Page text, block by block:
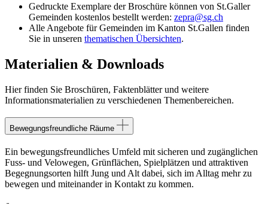
Gedruckte Exemplare der Broschüre können von St.Galler
Gemeinden kostenlos bestellt werden: zepra@sg.ch
Alle Angebote für Gemeinden im Kanton St.Gallen finden
Sie in unseren thematischen Übersichten.
Materialien & Downloads
Hier finden Sie Broschüren, Faktenblätter und weitere
Informationsmaterialien zu verschiedenen Themenbereichen.
Bewegungsfreundliche Räume
Ein bewegungsfreundliches Umfeld mit sicheren und zugänglichen
Fuss- und Velowegen, Grünflächen, Spielplätzen und attraktiven
Begegnungsorten hilft Jung und Alt dabei, sich im Alltag mehr zu
bewegen und miteinander in Kontakt zu kommen.